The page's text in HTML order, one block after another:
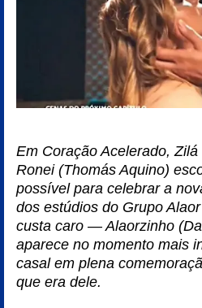
Em Coração Acelerado,
Ronei (Thomás Aquino)
possível para celebrar a
dos estúdios do Grupo
custa caro — Alaorzinho
aparece no momento mais
casal em plena
que era dele.